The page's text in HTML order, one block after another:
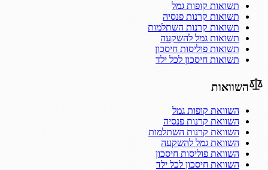
תשואות קופות גמל
תשואות קרנות פנסיה
תשואות קרנות השתלמות
תשואות גמל להשקעה
תשואות פוליסות חיסכון
תשואות חיסכון לכל ילד
השוואות
השוואת קופות גמל
השוואת קרנות פנסיה
השוואת קרנות השתלמות
השוואת גמל להשקעה
השוואת פוליסות חיסכון
השוואת חיסכון לכל ילד